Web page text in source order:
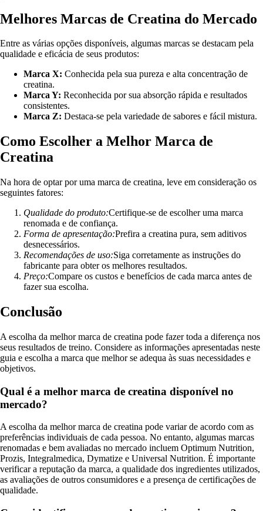
Melhores Marcas de Creatina do Mercado
Entre as várias opções disponíveis, algumas marcas se destacam pela
qualidade e eficácia de seus produtos:
Marca X: Conhecida pela sua pureza e alta concentração de
creatina.
Marca Y: Reconhecida por sua absorção rápida e resultados
consistentes.
Marca Z: Destaca-se pela variedade de sabores e fácil mistura.
Como Escolher a Melhor Marca de
Creatina
Na hora de optar por uma marca de creatina, leve em consideração os
seguintes fatores:
Qualidade do produto:Certifique-se de escolher uma marca
renomada e de confiança.
Forma de apresentação:Prefira a creatina pura, sem aditivos
desnecessários.
Recomendações de uso:Siga corretamente as instruções do
fabricante para obter os melhores resultados.
Preço:Compare os custos e benefícios de cada marca antes de
fazer sua escolha.
Conclusão
A escolha da melhor marca de creatina pode fazer toda a diferença nos
seus resultados de treino. Considere as informações apresentadas neste
guia e escolha a marca que melhor se adequa às suas necessidades e
objetivos.
Qual é a melhor marca de creatina disponível no
mercado?
A escolha da melhor marca de creatina pode variar de acordo com as
preferências individuais de cada pessoa. No entanto, algumas marcas
renomadas e bem avaliadas no mercado incluem Optimum Nutrition,
Prozis, Integralmedica, Dymatize e Universal Nutrition. É importante
verificar a reputação da marca, a qualidade dos ingredientes utilizados,
as avaliações de outros consumidores e a presença de certificações de
qualidade.